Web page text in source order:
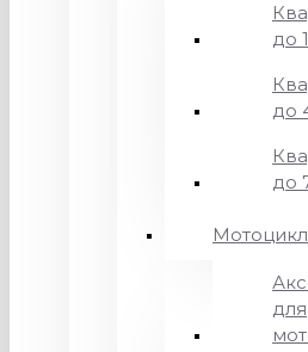
до
до
до
для